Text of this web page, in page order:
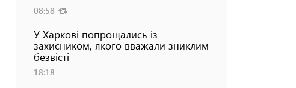
08:58
У Харкові попрощались із
захисником, якого вважали зниклим
безвісті
18:18